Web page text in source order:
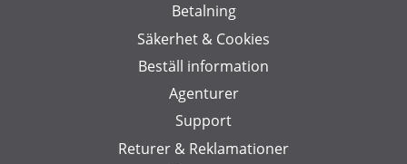
Betalning
Säkerhet & Cookies
Beställ information
Agenturer
Support
Returer & Reklamationer